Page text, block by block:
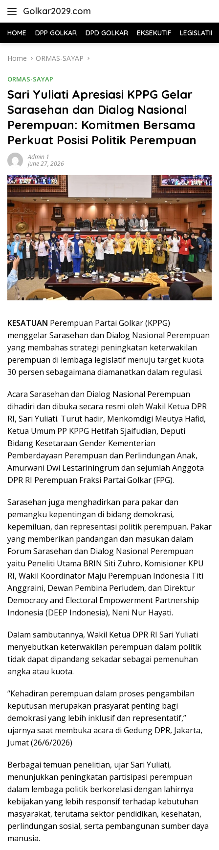
Golkar2029.com
HOME DPP GOLKAR DPD GOLKAR EKSEKUTIF LEGISLATIF
Home ORMAS-SAYAP
ORMAS-SAYAP
Sari Yuliati Apresiasi KPPG Gelar
Sarasehan dan Dialog Nasional
Perempuan: Komitmen Bersama
Perkuat Posisi Politik Perempuan
Admin 1
June 27, 2026
KESATUAN Perempuan Partai Golkar (KPPG)
menggelar Sarasehan dan Dialog Nasional Perempuan
yang membahas strategi peningkatan keterwakilan
perempuan di lembaga legislatif menuju target kuota
30 persen sebagaimana diamanatkan dalam regulasi.
Acara Sarasehan dan Dialog Nasional Perempuan
dihadiri dan dibuka secara resmi oleh Wakil Ketua DPR
RI, Sari Yuliati. Turut hadir, Menkomdigi Meutya Hafid,
Ketua Umum PP KPPG Hetifah Sjaifudian, Deputi
Bidang Kesetaraan Gender Kementerian
Pemberdayaan Perempuan dan Perlindungan Anak,
Amurwani Dwi Lestariningrum dan sejumlah Anggota
DPR RI Perempuan Fraksi Partai Golkar (FPG).
Sarasehan juga menghadirkan para pakar dan
pemangku kepentingan di bidang demokrasi,
kepemiluan, dan representasi politik perempuan. Pakar
yang memberikan pandangan dan masukan dalam
Forum Sarasehan dan Dialog Nasional Perempuan
yaitu Peneliti Utama BRIN Siti Zuhro, Komisioner KPU
RI, Wakil Koordinator Maju Perempuan Indonesia Titi
Anggraini, Dewan Pembina Perludem, dan Direktur
Democracy and Electoral Empowerment Partnership
Indonesia (DEEP Indonesia), Neni Nur Hayati.
Dalam sambutannya, Wakil Ketua DPR RI Sari Yuliati
menyebutkan keterwakilan perempuan dalam politik
tidak dapat dipandang sekadar sebagai pemenuhan
angka atau kuota.
“Kehadiran perempuan dalam proses pengambilan
keputusan merupakan prasyarat penting bagi
demokrasi yang lebih inklusif dan representatif,”
ujarnya saat membuka acara di Gedung DPR, Jakarta,
Jumat (26/6/2026)
Berbagai temuan penelitian, ujar Sari Yuliati,
menunjukkan peningkatan partisipasi perempuan
dalam lembaga politik berkorelasi dengan lahirnya
kebijakan yang lebih responsif terhadap kebutuhan
masyarakat, terutama sektor pendidikan, kesehatan,
perlindungan sosial, serta pembangunan sumber daya
manusia.